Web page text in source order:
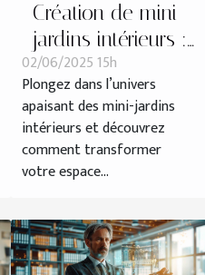
Création de mini-
jardins intérieurs :
guide pratique et
esthétique
02/06/2025 15h
Plongez dans l’univers
apaisant des mini-jardins
intérieurs et découvrez
comment transformer
votre espace...